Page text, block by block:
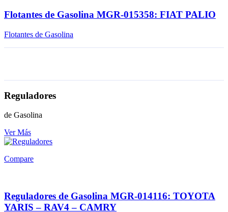
Flotantes de Gasolina MGR-015358: FIAT PALIO
Flotantes de Gasolina
Reguladores
de Gasolina
Ver Más
Compare
Reguladores de Gasolina MGR-014116: TOYOTA
YARIS – RAV4 – CAMRY